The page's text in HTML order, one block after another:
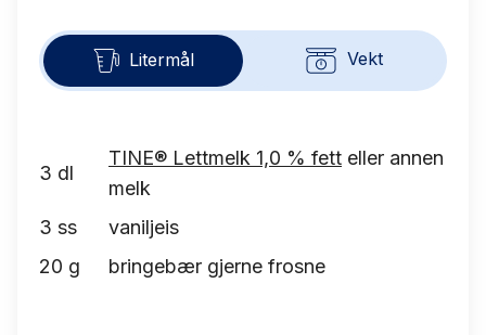
Litermål Vekt
3 dl
TINE® Lettmelk 1,0 % fett eller annen
melk
3 ss
vaniljeis
20 g bringebær gjerne frosne